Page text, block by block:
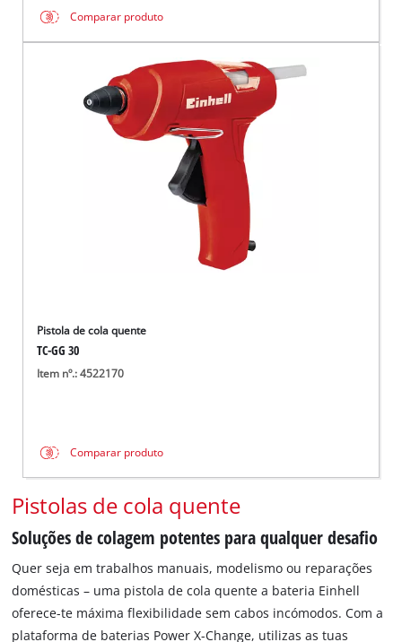
Comparar produto
Pistola de cola quente
TC-GG 30
Item nº.: 4522170
Comparar produto
Pistolas de cola quente
Soluções de colagem potentes para qualquer desafio
Quer seja em trabalhos manuais, modelismo ou reparações
domésticas – uma pistola de cola quente a bateria Einhell
oferece-te máxima flexibilidade sem cabos incómodos. Com a
plataforma de baterias Power X-Change, utilizas as tuas